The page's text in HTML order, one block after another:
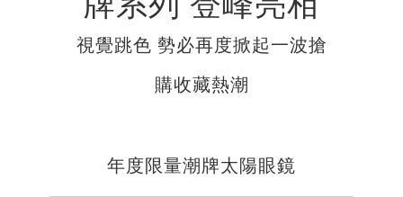
視覺跳色 勢必再度掀起一波搶
購收藏熱潮
年度限量潮牌太陽眼鏡